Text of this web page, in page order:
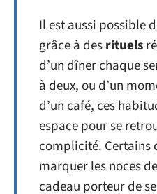
Il est aussi possible
grâce à desrituels
d’un dîner chaque
à deux, ou d’un
d’un café, ces
espace pour se
complicité. Certains
marquer les noces
cadeau porteur de